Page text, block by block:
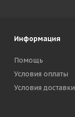
Информация
Помощь
Условия оплаты
Условия доставки